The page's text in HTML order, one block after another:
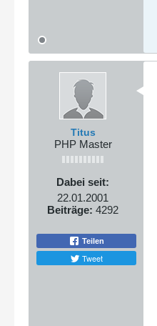
Titus
PHP Master
Dabei seit:
22.01.2001
Beiträge: 4292
Teilen
Tweet